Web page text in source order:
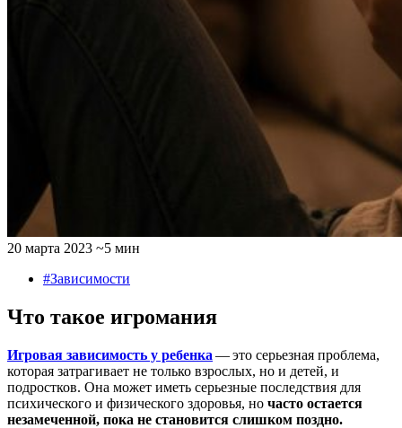
20 марта 2023 ~5 мин
#Зависимости
Что такое игромания
Игровая зависимость у ребенка — это серьезная проблема,
которая затрагивает не только взрослых, но и детей, и
подростков. Она может иметь серьезные последствия для
психического и физического здоровья, но часто остается
незамеченной, пока не становится слишком поздно.